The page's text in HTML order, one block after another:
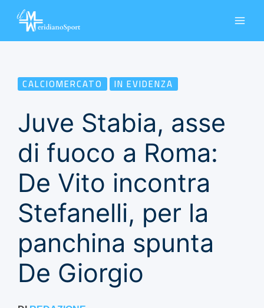
CALCIOMERCATO IN EVIDENZA
Juve Stabia, asse
di fuoco a Roma:
De Vito incontra
Stefanelli, per la
panchina spunta
De Giorgio